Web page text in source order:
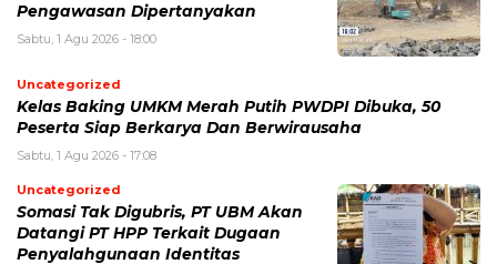
Pengawasan Dipertanyakan
Sabtu, 1 Agu 2026 - 18:00
Uncategorized
Kelas Baking UMKM Merah Putih PWDPI Dibuka, 50
Peserta Siap Berkarya Dan Berwirausaha
Sabtu, 1 Agu 2026 - 17:08
Uncategorized
Somasi Tak Digubris, PT UBM Akan
Datangi PT HPP Terkait Dugaan
Penyalahgunaan Identitas